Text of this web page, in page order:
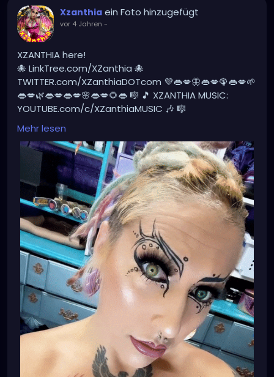
#dreadlockshair#dreadlocklifestyle
#dreadlocksdaily#dreadlockgirl
#dreadlockjourney
#dreadlockmaintenance
@thenaturalmeetingplace
Xzanthia ein Foto hinzugefügt
vor 4 Jahren -
XZANTHIA here!
🐙 LinkTree.com/XZanthia 🐙
TWITTER.com/XZanthiaDOTcom 💜👄💋🦋👄💋🦚👄💋🌱
👄💋🌿👄💋👄💋🌸👄💋🌻👄 🎼 🎵 XZANTHIA MUSIC:
YOUTUBE.com/c/XZanthiaMUSIC 🎶 🎼
PATREON.com/XZanthia⭐️🌹
#dreadlockstyles
#dreadlockshare#dreadlockshair
#dreadlockstylesforwomen#dreadlocksstyles
#dreadlocksgirl#beautydreadlocks
#dreadlocksinstraighthair#girlswithdreadlocks
#caucasiandreadlocks#blondedreadlocks
#dreadlockgirl#dreadlockgirls #dreadlockwoman
#dreadlocklady#dreadhead
#dreadheadsdoitbetter
#dreadheads
#dreadheadbeauty #dreadheadnation
#dreadheadshawty
#dreadheadgirls
#dreadheadwomen
#dreadheadgirl
#dreadheadlover
#dreadheadqueen
#dreadheadhottie
🌸💕🌸💕💜⚙️🌸💕💜
Mehr lesen